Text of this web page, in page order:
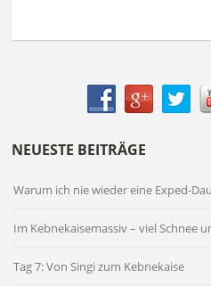
NEUESTE BEITRÄGE
Warum ich nie wieder eine Exped-
Im Kebnekaisemassiv – viel Schnee
Tag 7: Von Singi zum Kebnekaise